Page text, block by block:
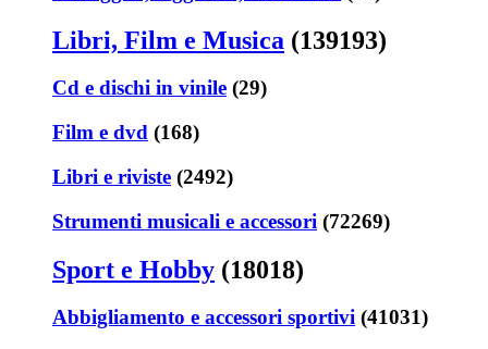
Libri, Film e Musica (139193)
Cd e dischi in vinile (29)
Film e dvd (168)
Libri e riviste (2492)
Strumenti musicali e accessori (72269)
Sport e Hobby (18018)
Abbigliamento e accessori sportivi (41031)